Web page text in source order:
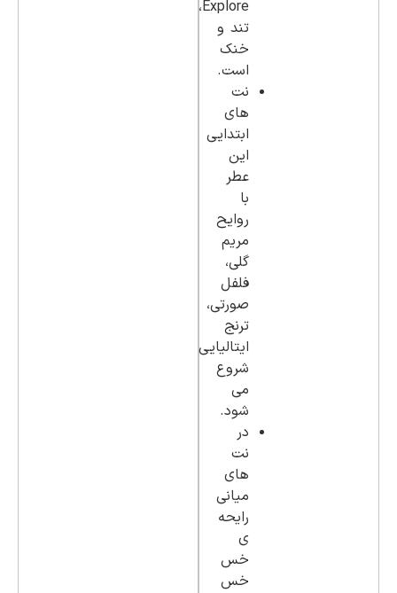
Explore،
تند و
خنک
است.
نت
هاي
ابتدايي
این
عطر
با
روایح
مريم
گلي،
فلفل
صورتي،
ترنج
ايتاليايي
شروع
می
شود.
در
نت
هاي
مياني
رایحه
ی
خس
خس